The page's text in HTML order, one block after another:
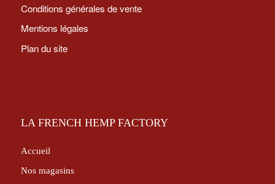
Conditions générales de vente
Mentions légales
Plan du site
LA FRENCH HEMP FACTORY
Accueil
Nos magasins